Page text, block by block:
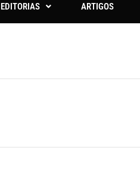
EDITORIAS ARTIGOS